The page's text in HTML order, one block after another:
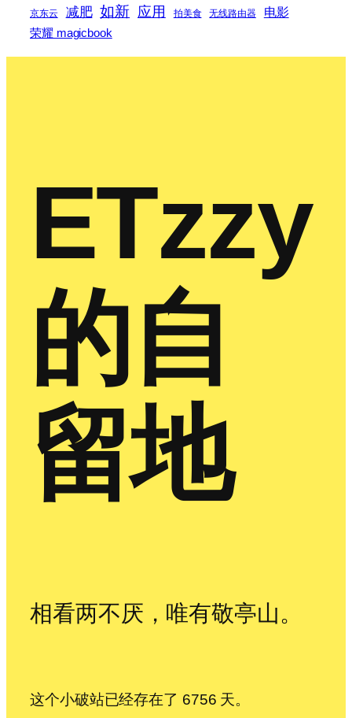
京东云 减肥 如新 应用 拍美食 无线路由器 电影
荣耀 magicbook
ETzzy
的自
留地
相看两不厌，唯有敬亭山。
这个小破站已经存在了 6756 天。